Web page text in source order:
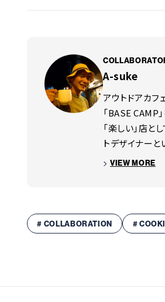
グリップ材質
キャンバスマ
仕舞サイズ(約)
25cm（ベル
重量(約)
69g(本体)、
日本
レザーシース
の形。片刃の刃物は両刃の刃
ない。しかし、片刃は食い込み
いのが特徴。しかし残念なが
ンプホリックナイフミニはま
にでも連れていけるサイズと
スライスしたりするのは大き
め扱いやすく快適。ハンドル
A-suke
アウトドアカフ
「BASE CAMP
「楽しい」店と
トデザイナー
VIEW MORE
# COLLABORATION #